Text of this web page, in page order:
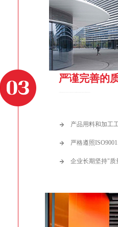
严谨完善的
产品用料和加工
严格遵照
企业长期坚持"质